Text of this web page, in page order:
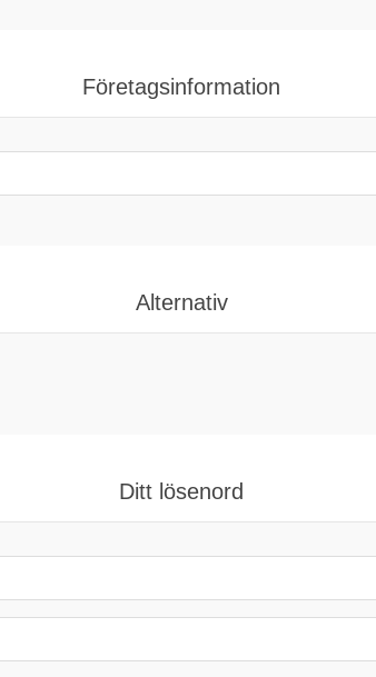
Företagsinformation
Alternativ
Ditt lösenord